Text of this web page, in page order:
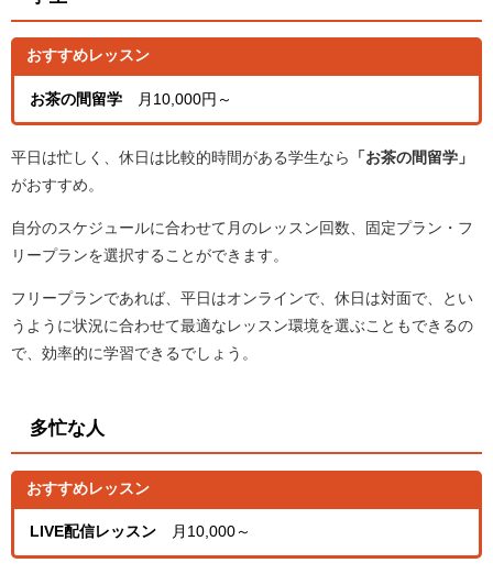
おすすめレッスン
お茶の間留学 月10,000円～
平日は忙しく、休日は比較的時間がある学生なら
「お茶の間留学」
がおすすめ。
自分のスケジュールに合わせて月のレッスン回数、固定プラン・フ
リープランを選択することができます。
フリープランであれば、平日はオンラインで、休日は対面で、とい
うように状況に合わせて最適なレッスン環境を選ぶこともできるの
で、効率的に学習できるでしょう。
多忙な人
おすすめレッスン
LIVE配信レッスン 月10,000～